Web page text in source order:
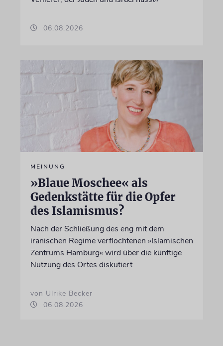
06.08.2026
MEINUNG
»Blaue Moschee« als
Gedenkstätte für die Opfer
des Islamismus?
Nach der Schließung des eng mit dem
iranischen Regime verflochtenen »Islamischen
Zentrums Hamburg« wird über die künftige
Nutzung des Ortes diskutiert
von Ulrike Becker
06.08.2026